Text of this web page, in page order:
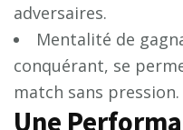
adversaires.
Mentalité de
conquérant, se
match sans pression.
Une